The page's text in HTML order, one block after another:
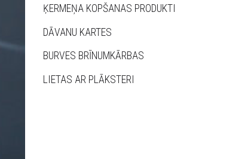
ĶERMEŅA KOPŠANAS PRODUKTI
DĀVANU KARTES
BURVES BRĪNUMKĀRBAS
LIETAS AR PLĀKSTERI